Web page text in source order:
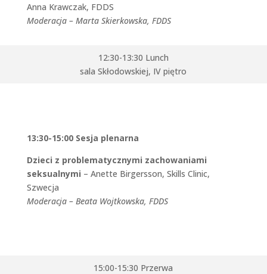
Anna Krawczak, FDDS
Moderacja – Marta Skierkowska, FDDS
12:30-13:30 Lunch
sala Skłodowskiej, IV piętro
13:30-15:00 Sesja plenarna
Dzieci z problematycznymi zachowaniami
seksualnymi – Anette Birgersson, Skills Clinic,
Szwecja
Moderacja – Beata Wojtkowska, FDDS
15:00-15:30 Przerwa